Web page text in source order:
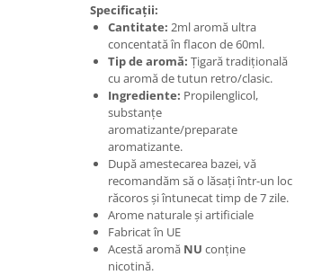
Specificații:
Cantitate: 2ml aromă ultra
concentată în flacon de 60ml.
Tip de aromă: Țigară tradițională
cu aromă de tutun retro/clasic.
Ingrediente: Propilenglicol,
substanțe
aromatizante/preparate
aromatizante.
După amestecarea bazei, vă
recomandăm să o lăsați într-un loc
răcoros și întunecat timp de 7 zile.
Arome naturale și artificiale
Fabricat în UE
Acestă aromă NU conține
nicotină.